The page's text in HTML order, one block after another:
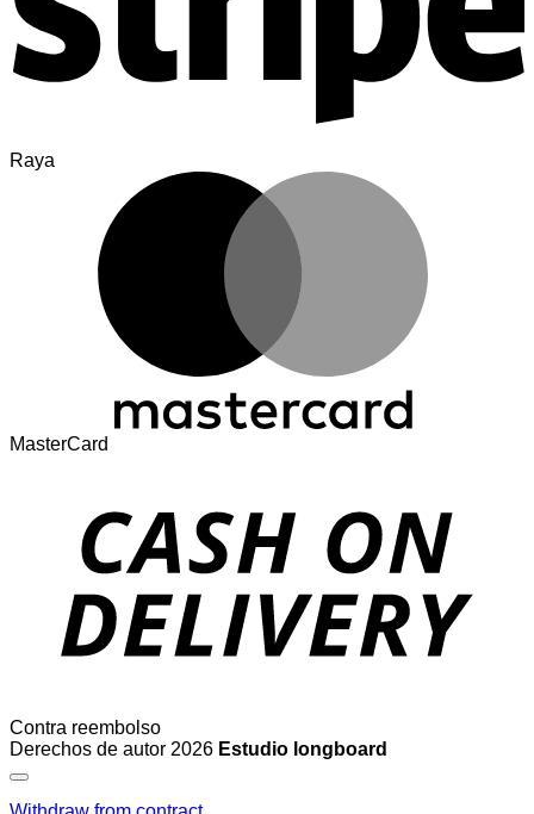
Raya
MasterCard
Contra reembolso
Derechos de autor 2026 Estudio longboard